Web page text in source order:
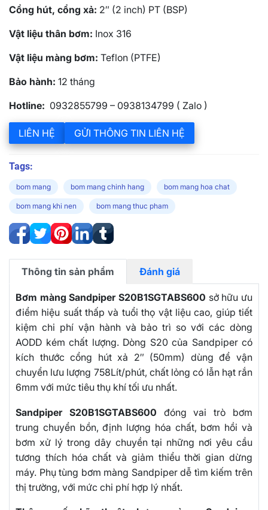
Cổng hút, cổng xả: 2″ (2 inch) PT (BSP)
Vật liệu thân bơm: Inox 316
Vật liệu màng bơm: Teflon (PTFE)
Bảo hành: 12 tháng
Hotline: 0932855799 – 0938134799 ( Zalo )
LIÊN HỆ GỬI THÔNG TIN LIÊN HỆ
Tags:
bom mang bom mang chinh hang bom mang hoa chat
bom mang khi nen bom mang thuc pham
Thông tin sản phẩm Đánh giá
Bơm màng Sandpiper S20B1SGTABS600 sở hữu ưu
điểm hiệu suất thấp và tuổi thọ vật liệu cao, giúp tiết
kiệm chi phí vận hành và bảo trì so với các dòng
AODD kém chất lượng. Dòng S20 của Sandpiper có
kích thước cổng hút xả 2″ (50mm) dùng để vận
chuyển lưu lượng 758Lít/phút, chất lỏng có lẫn hạt rắn
6mm với mức tiêu thụ khí tối ưu nhất.
Sandpiper S20B1SGTABS600 đóng vai trò bơm
trung chuyển bồn, định lượng hóa chất, bơm hồi và
bơm xử lý trong dây chuyền tại những nơi yêu cầu
tương thích hóa chất và giảm thiểu thời gian dừng
máy. Phụ tùng bơm màng Sandpiper dễ tìm kiếm trên
thị trường, với mức chi phí hợp lý nhất.